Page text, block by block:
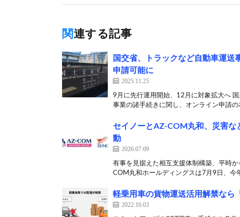
関連する記事
国交省、トラックなど自動車運
申請可能に
2025.11.25
9月に先行運用開始、12月に対象拡大へ
事業の諸手続きに関し、オンライン申請
セイノーとAZ-COM丸和、災害な
動
2026.07.09
有事を見据えた相互支援体制構築、平時
COM丸和ホールディングスは7月9日、今
軽乗用車の貨物運送活用解禁なら
2022.10.03